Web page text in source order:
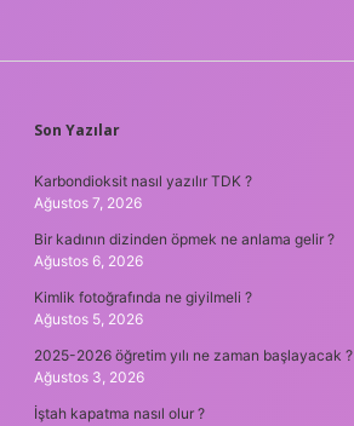
SIDEBAR
Son Yazılar
Karbondioksit nasıl yazılır TDK ?
Ağustos 7, 2026
Bir kadının dizinden öpmek ne anlama gelir ?
Ağustos 6, 2026
Kimlik fotoğrafında ne giyilmeli ?
Ağustos 5, 2026
2025-2026 öğretim yılı ne zaman başlayacak ?
Ağustos 3, 2026
İştah kapatma nasıl olur ?